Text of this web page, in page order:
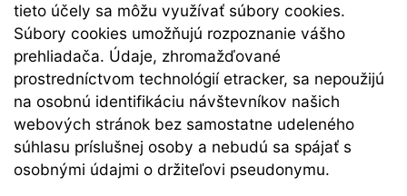
tieto účely sa môžu využívať súbory cookies.
Súbory cookies umožňujú rozpoznanie vášho
prehliadača. Údaje, zhromažďované
prostredníctvom technológií etracker, sa nepoužijú
na osobnú identifikáciu návštevníkov našich
webových stránok bez samostatne udeleného
súhlasu príslušnej osoby a nebudú sa spájať s
osobnými údajmi o držiteľovi pseudonymu.